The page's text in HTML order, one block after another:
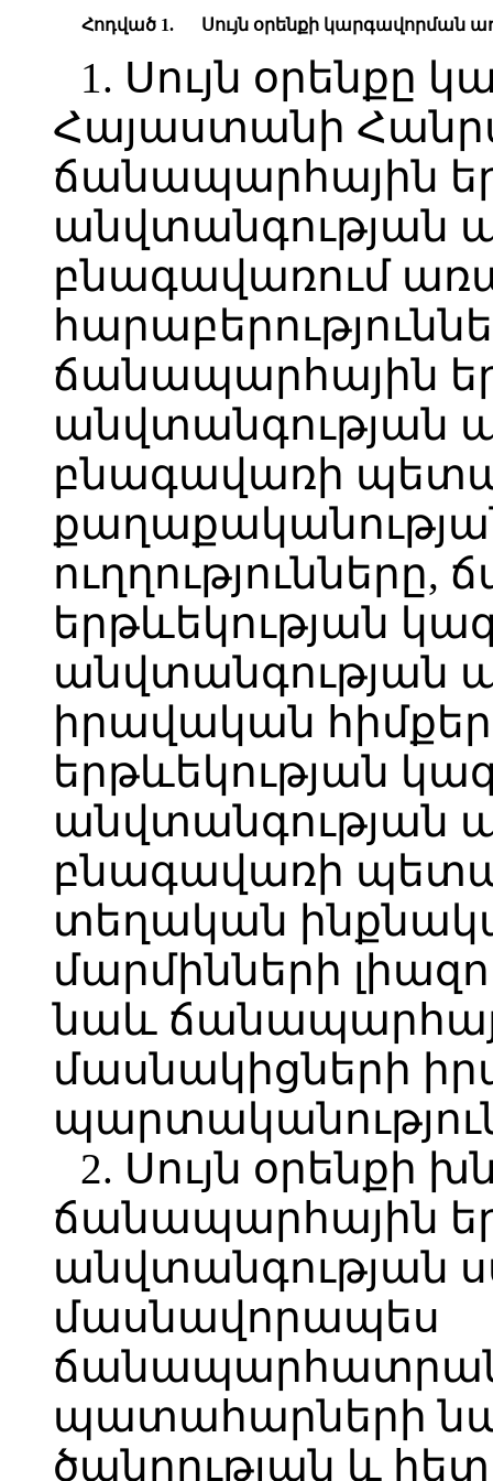
Հոդված 1. Սույն օրենքի կարգավորման
1. Սույն օրենքը
Հայաստանի
ճանապարհային
անվտանգության
բնագավառում
ճանապարհային
անվտանգության
բնագավառի
երթևեկության
անվտանգության
իրավական
երթևեկության
անվտանգության
բնագավառի
տեղական
մարմինների
նաև
մասնակիցների
2. Սույն օրենքի
ճանապարհային
անվտանգության
մասնավորապես
պատահարների
ծանրության և